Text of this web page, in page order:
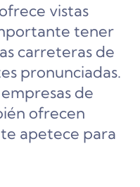
vistas
tener
carreteras de
pronunciadas.
de
ofrecen
apetece para